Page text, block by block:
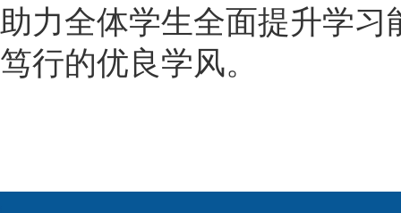
助力全体学生全面提升学
笃行的优良学风。